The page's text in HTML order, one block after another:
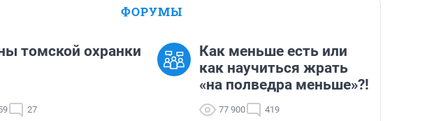
ФОРУМЫ
томской охранки
27
Как меньше есть или
как научиться жрать
«на полведра меньше»?!
77 900 419